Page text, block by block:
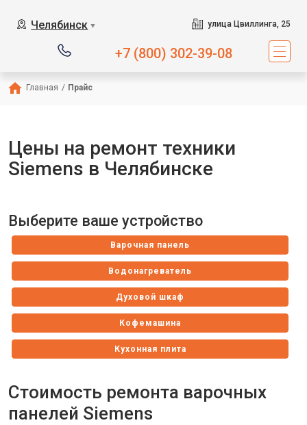
Челябинск ▼ улица Цвиллинга, 25
+7 (800) 302-39-08
Главная / Прайс
Цены на ремонт техники
Siemens в Челябинске
Выберите ваше устройство
Варочная панель
Водонагреватель
Духовой шкаф
Кофемашина
Кухонная плита
Парогенератор
Стоимость ремонта варочных
панелей Siemens